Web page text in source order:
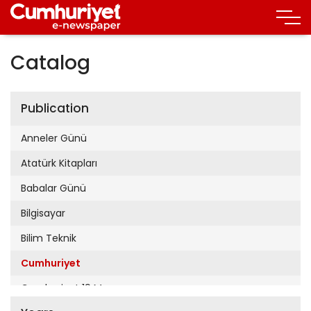
Catalog
Publication
Anneler Günü
Atatürk Kitapları
Babalar Günü
Bilgisayar
Bilim Teknik
Cumhuriyet
Cumhuriyet 19 Mayıs